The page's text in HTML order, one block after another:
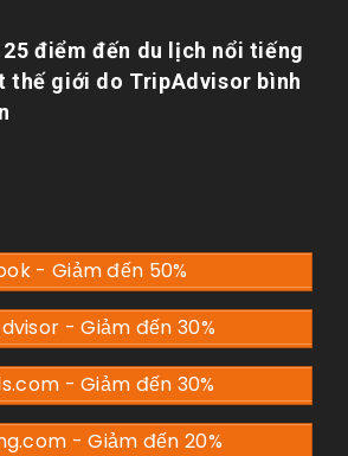
25 điểm đến du lịch nổi tiếng
thế giới do TripAdvisor bình
- Giảm đến 50%
- Giảm đến 30%
- Giảm đến 30%
- Giảm đến 20%